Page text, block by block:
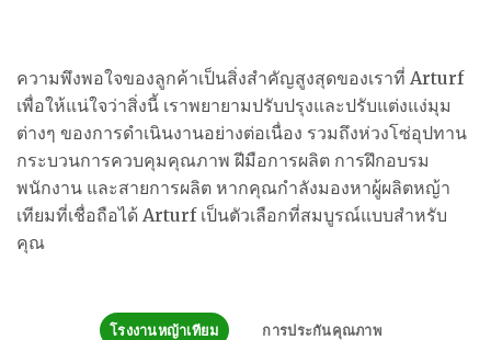
ความพึงพอใจของลูกค้าเป็นสิ่งสำคัญสูงสุดของเราที่ Arturf
เพื่อให้แน่ใจว่าสิ่งนี้ เราพยายามปรับปรุงและปรับแต่งแง่มุม
ต่างๆ ของการดำเนินงานอย่างต่อเนื่อง รวมถึงห่วงโซ่อุปทาน
กระบวนการควบคุมคุณภาพ ฝีมือการผลิต การฝึกอบรม
พนักงาน และสายการผลิต หากคุณกำลังมองหาผู้ผลิตหญ้า
เทียมที่เชื่อถือได้ Arturf เป็นตัวเลือกที่สมบูรณ์แบบสำหรับ
คุณ
โรงงานหญ้าเทียม
การประกันคุณภาพ